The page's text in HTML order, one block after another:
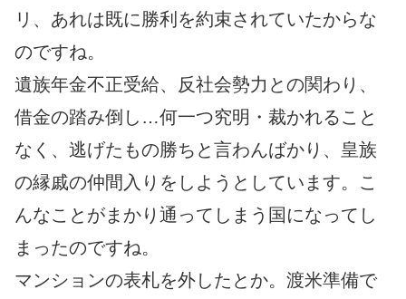
リ、あれは既に勝利を約束されていたからな
のですね。
遺族年金不正受給、反社会勢力との関わり、
借金の踏み倒し…何一つ究明・裁かれること
なく、逃げたもの勝ちと言わんばかり、皇族
の縁戚の仲間入りをしようとしています。こ
んなことがまかり通ってしまう国になってし
まったのですね。
マンションの表札を外したとか。渡米準備で